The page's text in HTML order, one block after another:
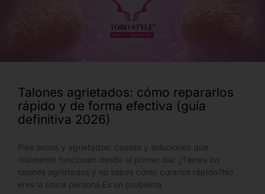
Talones agrietados: cómo repararlos
rápido y de forma efectiva (guía
definitiva 2026)
Pies secos y agrietados: causas y soluciones que
realmente funcionan desde el primer día: ¿Tienes los
talones agrietados y no sabes cómo curarlos rápido?No
eres la única persona.Es un problema